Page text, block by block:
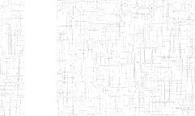
PTTC MBENGWI
FULL GOSPEL
BTTC MBENGWI